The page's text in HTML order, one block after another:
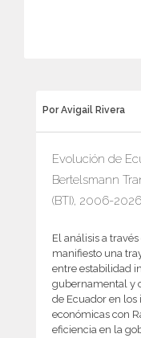
Por Avigail Rivera
Evolución de
Bertelsmann
(BTI), 2006-2026
El análisis a
manifiesto una
entre estabilidad
gubernamental y
de Ecuador en los
económicas con
eficiencia en la